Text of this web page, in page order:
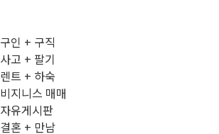
구인 + 구직
사고 + 팔기
렌트 + 하숙
비지니스 매매
자유게시판
결혼 + 만남